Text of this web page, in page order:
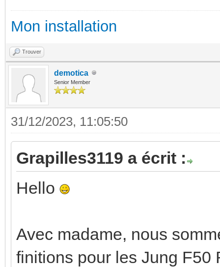
Mon installation
Trouver
demotica
Senior Member
31/12/2023, 11:05:50
Grapilles3119 a écrit :
Hello
Avec madame, nous
finitions pour les Jung F50